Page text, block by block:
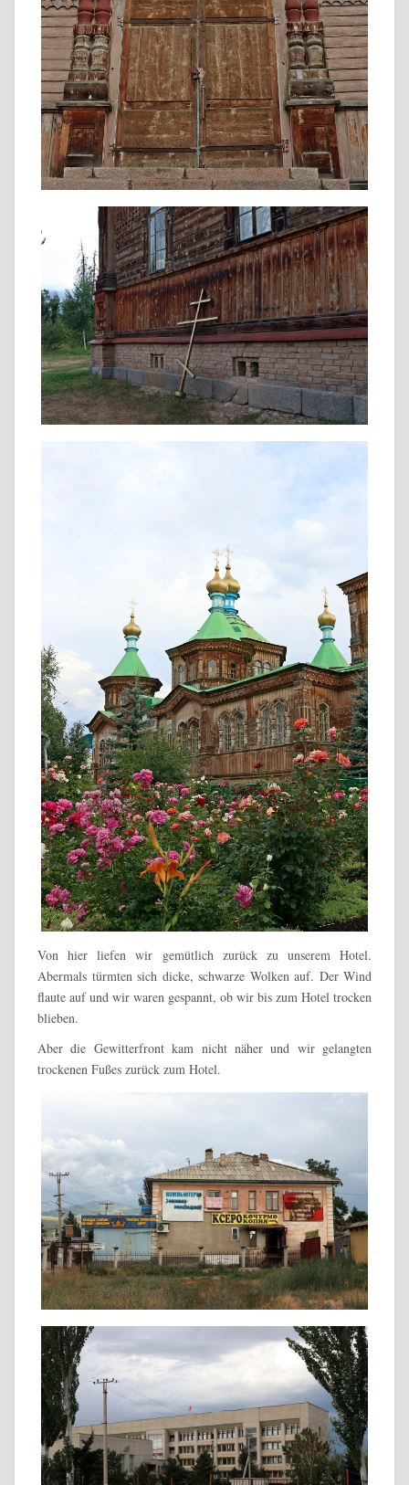
Von hier liefen wir gemütlich zurück zu unserem Hotel.
Abermals türmten sich dicke, schwarze Wolken auf. Der Wind
flaute auf und wir waren gespannt, ob wir bis zum Hotel trocken
blieben.
Aber die Gewitterfront kam nicht näher und wir gelangten
trockenen Fußes zurück zum Hotel.